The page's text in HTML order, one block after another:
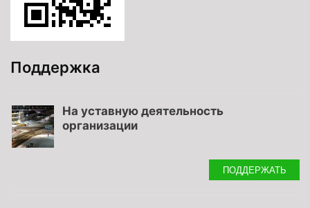
Поддержка
На уставную деятельность
организации
ПОДДЕРЖАТЬ